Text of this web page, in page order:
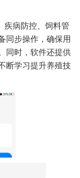
疾病防控、饲料管
同步操作，确保用
同时，软件还提供
断学习提升养殖技